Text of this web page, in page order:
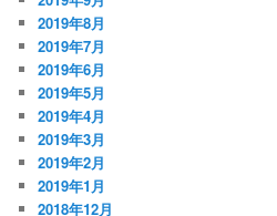
2019年8月
2019年7月
2019年6月
2019年5月
2019年4月
2019年3月
2019年2月
2019年1月
2018年12月